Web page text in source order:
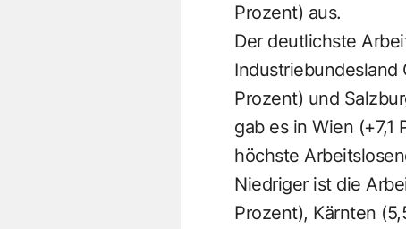
Prozent) aus.
Der deutlichste
Prozent) und
gab es in Wien
höchste
Niedriger ist die
Prozent), Kärnten